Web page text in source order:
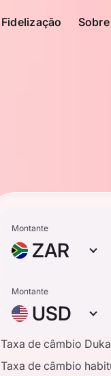
Fidelização Sobre
Montante
ZAR
Montante
USD
Taxa de câmbio
Taxa de câmbio